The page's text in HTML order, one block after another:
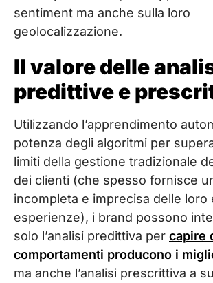
sentiment ma anche sulla loro
geolocalizzazione.
Il valore delle
predittive e
Utilizzando l’apprendimento
potenza degli algoritmi per
limiti della gestione tradizionale
dei clienti (che spesso fornisce
incompleta e imprecisa delle loro
esperienze), i brand possono
solo l’analisi predittiva per capire
comportamenti producono i
ma anche l’analisi prescrittiva a